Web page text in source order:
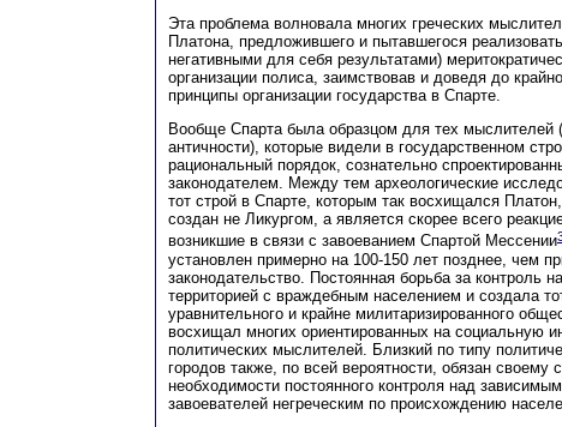
Эта проблема волновала многих греческих
Платона, предложившего и пытавшегося
негативными для себя результатами)
организации полиса, заимствовав и доведя до
принципы организации государства в Спарте.
Вообще Спарта была образцом для тех мыслителей
античности), которые видели в государственном
рациональный порядок, сознательно
законодателем. Между тем археологические
тот строй в Спарте, которым так восхищался
создан не Ликургом, а является скорее всего
возникшие в связи с завоеванием Спартой Мессении
установлен примерно на 100-150 лет позднее, чем
законодательство. Постоянная борьба за контроль
территорией с враждебным населением и создала
уравнительного и крайне милитаризированного
восхищал многих ориентированных на социальную
политических мыслителей. Близкий по типу
городов также, по всей вероятности, обязан своему
необходимости постоянного контроля над
завоевателей негреческим по происхождению